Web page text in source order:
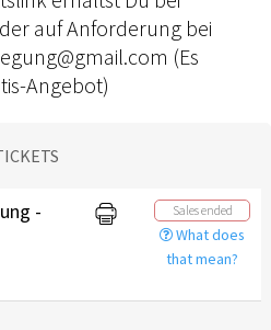
auf Anforderung bei
(Es
Angebot)
-
Sales ended
What does
that mean?